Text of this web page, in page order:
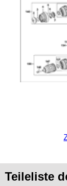
Teileliste